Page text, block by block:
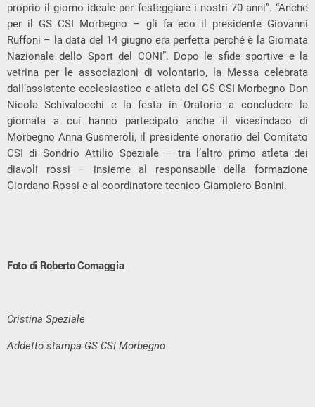
proprio il giorno ideale per festeggiare i nostri 70 anni”. “Anche
per il GS CSI Morbegno – gli fa eco il presidente Giovanni
Ruffoni – la data del 14 giugno era perfetta perché è la Giornata
Nazionale dello Sport del CONI”. Dopo le sfide sportive e la
vetrina per le associazioni di volontario, la Messa celebrata
dall’assistente ecclesiastico e atleta del GS CSI Morbegno Don
Nicola Schivalocchi e la festa in Oratorio a concludere la
giornata a cui hanno partecipato anche il vicesindaco di
Morbegno Anna Gusmeroli, il presidente onorario del Comitato
CSI di Sondrio Attilio Speziale – tra l’altro primo atleta dei
diavoli rossi – insieme al responsabile della formazione
Giordano Rossi e al coordinatore tecnico Giampiero Bonini.
Foto di Roberto Cornaggia
Cristina Speziale
Addetto stampa GS CSI Morbegno